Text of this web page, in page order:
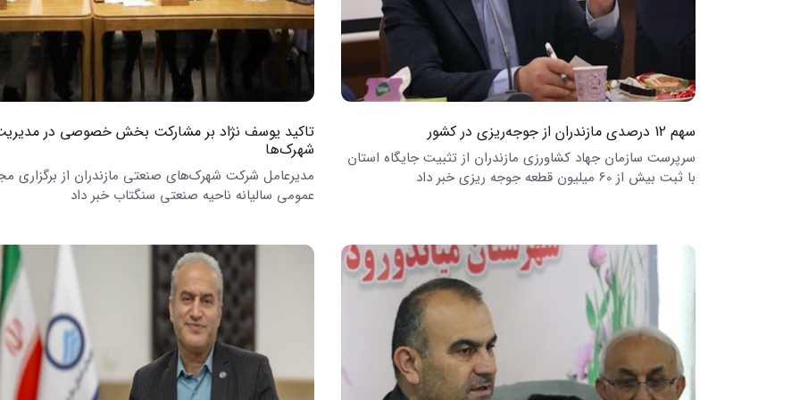
سهم 12 درصدی مازندران از جوجه‌ریزی در کشور
سرپرست سازمان جهاد کشاورزی مازندران از تثبیت جایگاه استان
با ثبت بیش از 60 میلیون قطعه جوجه ریزی خبر داد
تاکید یوسف نژاد بر مشارکت بخش خصوصی در
شهرک‌ها
مدیرعامل شرکت شهرک‌های صنعتی مازندران از برگزاری
عمومی سالیانه ناحیه صنعتی سنگتاب خبر داد